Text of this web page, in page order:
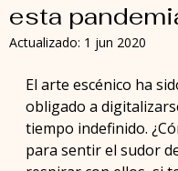
esta
Actualizado: 1 jun 2020
El arte escénico ha
obligado a
tiempo indefinido.
para sentir el sudor